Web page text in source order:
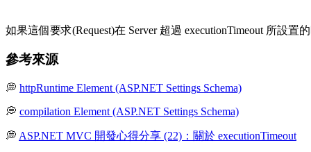
如果這個要求(Request)在 Server 超過 executionTimeout 所設置
參考來源
💭 httpRuntime Element (ASP.NET Settings Schema)
💭 compilation Element (ASP.NET Settings Schema)
💭 ASP.NET MVC 開發心得分享 (22)：關於 executionTimeout